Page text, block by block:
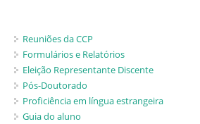
Reuniões da CCP
Formulários e Relatórios
Eleição Representante Discente
Pós-Doutorado
Proficiência em língua estrangeira
Guia do aluno